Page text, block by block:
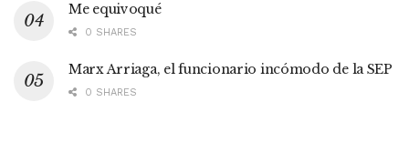
Me equivoqué
0 SHARES
Marx Arriaga, el funcionario incómodo de la SEP
0 SHARES